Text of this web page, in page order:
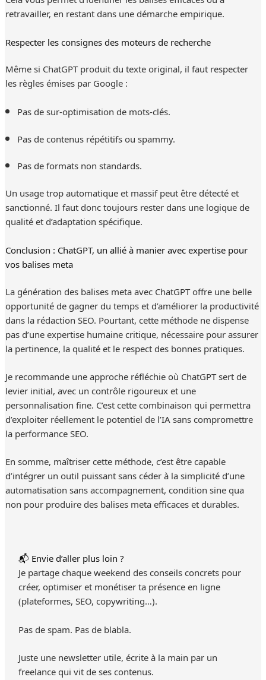
retravailler, en restant dans une démarche empirique.
Respecter les consignes des moteurs de recherche
Même si ChatGPT produit du texte original, il faut respecter
les règles émises par Google :
Pas de sur-optimisation de mots-clés.
Pas de contenus répétitifs ou spammy.
Pas de formats non standards.
Un usage trop automatique et massif peut être détecté et
sanctionné. Il faut donc toujours rester dans une logique de
qualité et d’adaptation spécifique.
Conclusion : ChatGPT, un allié à manier avec expertise pour
vos balises meta
La génération des balises meta avec ChatGPT offre une belle
opportunité de gagner du temps et d’améliorer la productivité
dans la rédaction SEO. Pourtant, cette méthode ne dispense
pas d’une expertise humaine critique, nécessaire pour assurer
la pertinence, la qualité et le respect des bonnes pratiques.
Je recommande une approche réfléchie où ChatGPT sert de
levier initial, avec un contrôle rigoureux et une
personnalisation fine. C’est cette combinaison qui permettra
d’exploiter réellement le potentiel de l’IA sans compromettre
la performance SEO.
En somme, maîtriser cette méthode, c’est être capable
d’intégrer un outil puissant sans céder à la simplicité d’une
automatisation sans accompagnement, condition sine qua
non pour produire des balises meta efficaces et durables.
📬 Envie d’aller plus loin ?
Je partage chaque weekend des conseils concrets pour
créer, optimiser et monétiser ta présence en ligne
(plateformes, SEO, copywriting…).
Pas de spam. Pas de blabla.
Juste une newsletter utile, écrite à la main par un
freelance qui vit de ses contenus.